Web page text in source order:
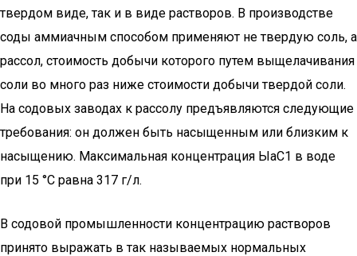
твердом виде, так и в виде растворов. В производстве
соды ам­миачным способом применяют не твердую соль, а
рассол, стои­мость добычи которого путем выщелачивания
соли во много раз ниже стоимости добычи твердой соли.
На содовых заводах к рассолу предъявляются следующие
требования: он должен быть насыщенным или близким к
насыщению. Максимальная кон­центрация ЫаС1 в воде
при 15 °С равна 317 г/л.
В содовой промышленности концентрацию растворов
приня­то выражать в так называемых нормальных